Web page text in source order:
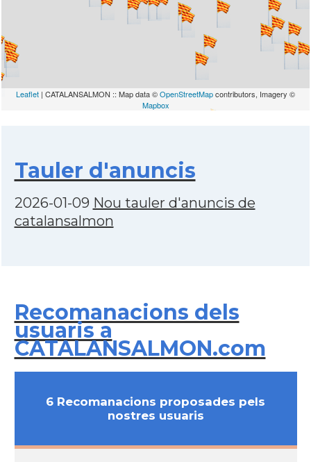
Leaflet | CATALANSALMON :: Map data ©OpenStreetMapcontributors, Imagery ©
Mapbox
Tauler d'anuncis
2026-01-09 Nou tauler d'anuncis de
catalansalmon
Recomanacions dels
usuaris a
CATALANSALMON.com
6 Recomanacions proposades pels
nostres usuaris